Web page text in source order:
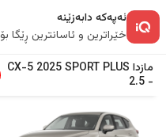
ئەپەکە دابەزێنە
خێراترین و ئاسانترین ڕێگا بۆ iQ Cars
مازدا CX-5 2025SPORT PLUS
-
2.5